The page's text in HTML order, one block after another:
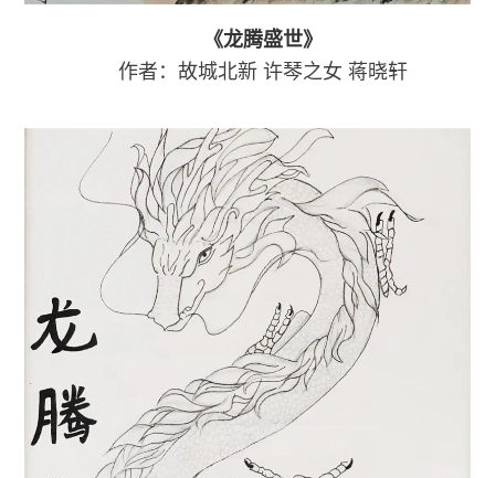
《龙腾盛世》
作者：故城北新 许琴之女 蒋晓轩